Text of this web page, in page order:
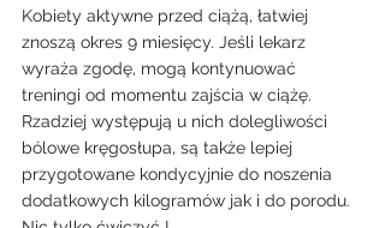
Kobiety aktywne przed ciążą, łatwiej
znoszą okres 9 miesięcy. Jeśli lekarz
wyraża zgodę, mogą kontynuować
treningi od momentu zajścia w ciążę.
Rzadziej występują u nich dolegliwości
bólowe kręgosłupa, są także lepiej
przygotowane kondycyjnie do noszenia
dodatkowych kilogramów jak i do porodu.